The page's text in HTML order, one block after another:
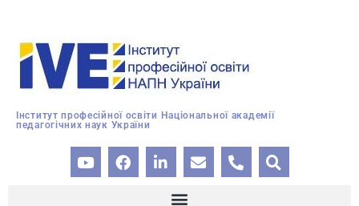
Інститут професійної освіти Національної академії
педагогічних наук України